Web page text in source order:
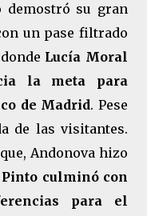
demostró su gran
un pase filtrado
Lucía Moral
la meta para
de Madrid. Pese
de las visitantes.
Andonova hizo
culminó con
para el